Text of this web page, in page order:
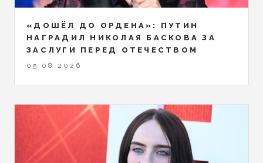
«ДОШЁЛ ДО ОРДЕНА»: ПУТИН
НАГРАДИЛ НИКОЛАЯ БАСКОВА ЗА
ЗАСЛУГИ ПЕРЕД ОТЕЧЕСТВОМ
05.08.2026